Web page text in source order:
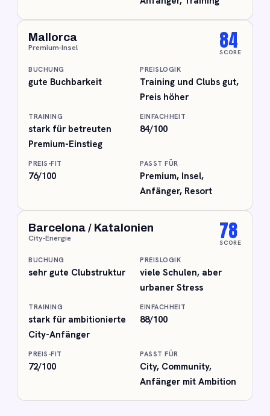
Mallorca
Premium-Insel 84
SCORE
BUCHUNG
gute Buchbarkeit
PREISLOGIK
Training und Clubs gut,
Preis höher
TRAINING
stark für betreuten
Premium-Einstieg
EINFACHHEIT
84/100
PREIS-FIT
76/100
PASST FÜR
Premium, Insel,
Anfänger, Resort
Barcelona / Katalonien
City-Energie 78
SCORE
BUCHUNG
sehr gute Clubstruktur
PREISLOGIK
viele Schulen, aber
urbaner Stress
TRAINING
stark für ambitionierte
City-Anfänger
EINFACHHEIT
88/100
PREIS-FIT
72/100
PASST FÜR
City, Community,
Anfänger mit Ambition